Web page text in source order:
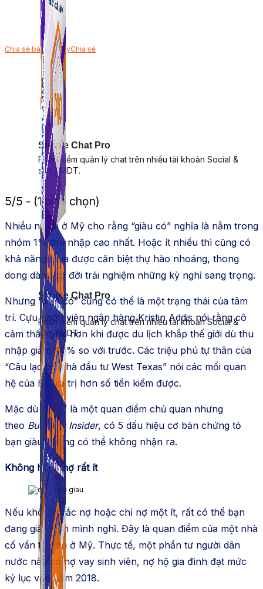
Simple Chat Pro
Phần mềm quản lý chat trên nhiều tài khoản Social &
sàn TMDT.
Simple Chat Pro
Phần mềm quản lý chat trên nhiều tài khoản Social &
sàn TMDT.
Chia sẻ bài viết nàyChia sẻ
5/5 - (1 bình chọn)
Nhiều người ở Mỹ cho rằng “giàu có” nghĩa là nằm trong
nhóm 1% thu nhập cao nhất. Hoặc ít nhiều thì cũng có
khả năng mua được căn biệt thự hào nhoáng, thong
dong dành cả đời trải nghiệm những kỳ nghỉ sang trọng.
Nhưng “giàu có” cũng có thể là một trạng thái của tâm
trí. Cựu nhân viên ngân hàng Kristin Addis nói rằng cô
cảm thấy giàu hơn khi được du lịch khắp thế giới dù thu
nhập giảm 40% so với trước. Các triệu phú tự thân của
“Câu lạc bộ nhà đầu tư West Texas” nói các mối quan
hệ của họ giá trị hơn số tiền kiếm được.
Mặc dù “giàu” là một quan điểm chủ quan nhưng
theo Business Insider, có 5 dấu hiệu cơ bản chứng tỏ
bạn giàu nhưng có thể không nhận ra.
Không hoặc nợ rất ít
Nếu không mắc nợ hoặc chỉ nợ một ít, rất có thể bạn
đang giàu hơn mình nghĩ. Đây là quan điểm của một nhà
cố vấn tài sản ở Mỹ. Thực tế, một phần tư người dân
nước này có nợ vay sinh viên, nợ hộ gia đình đạt mức
kỷ lục vào năm 2018.